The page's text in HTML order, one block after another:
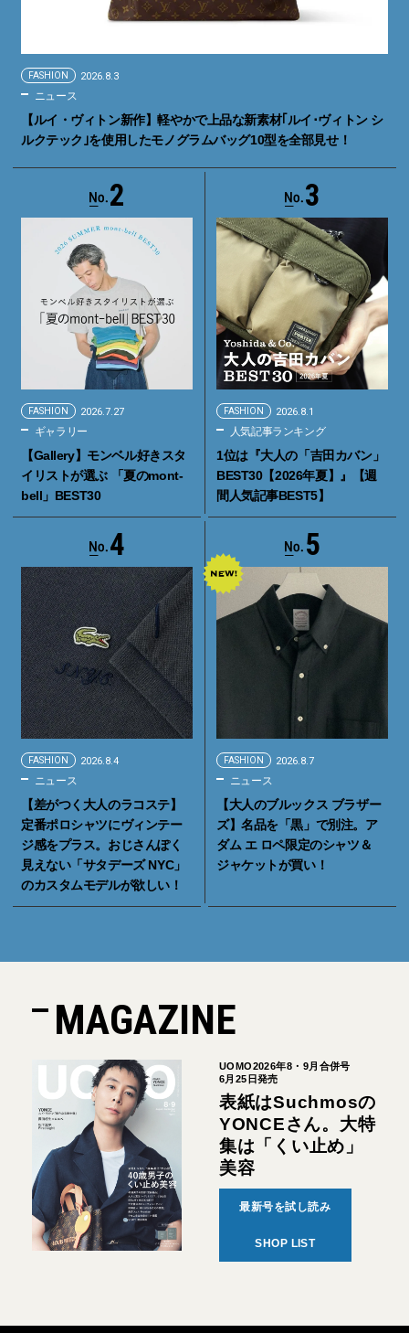
FASHION 2026.8.3
ニュース
【ルイ・ヴィトン新作】軽やかで上品な新素材｢ルイ･ヴィトン シ
ルクテック｣を使用したモノグラムバッグ10型を全部見せ！
2
FASHION 2026.7.27
ギャラリー
【Gallery】モンベル好きスタ
イリストが選ぶ 「夏のmont-
bell」BEST30
3
FASHION 2026.8.1
人気記事ランキング
1位は『大人の「吉田カバン」
BEST30【2026年夏】』【週
間人気記事BEST5】
4
FASHION 2026.8.4
ニュース
【差がつく大人のラコステ】
定番ポロシャツにヴィンテー
ジ感をプラス。おじさんぽく
見えない「サタデーズ NYC」
のカスタムモデルが欲しい！
5
FASHION 2026.8.7
ニュース
【大人のブルックス ブラザー
ズ】名品を「黒」で別注。ア
ダム エ ロペ限定のシャツ＆
ジャケットが買い！
MAGAZINE
UOMO2026年8・9月合併号
6月25日発売
表紙はSuchmosの
YONCEさん。大特
集は「くい止め」
美容
最新号を試し読み
SHOP LIST